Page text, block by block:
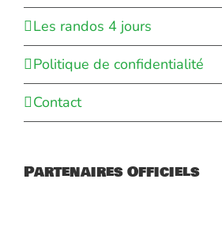
Les randos 4 jours
Politique de confidentialité
Contact
Partenaires Officiels